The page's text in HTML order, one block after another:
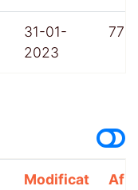
31-01-
2023
775
Modificat